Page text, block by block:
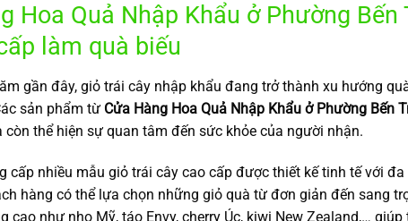
Hoa Quả Nhập Khẩu ở Phường
làm quà biếu
gần đây, giỏ trái cây nhập khẩu đang trở thành xu hướng
sản phẩm từ Cửa Hàng Hoa Quả Nhập Khẩu ở Phường Bến
thể hiện sự quan tâm đến sức khỏe của người nhận.
cấp nhiều mẫu giỏ trái cây cao cấp được thiết kế tinh tế với
hàng có thể lựa chọn những giỏ quà từ đơn giản đến sang
cao như nho Mỹ, táo Envy, cherry Úc, kiwi New Zealand,…